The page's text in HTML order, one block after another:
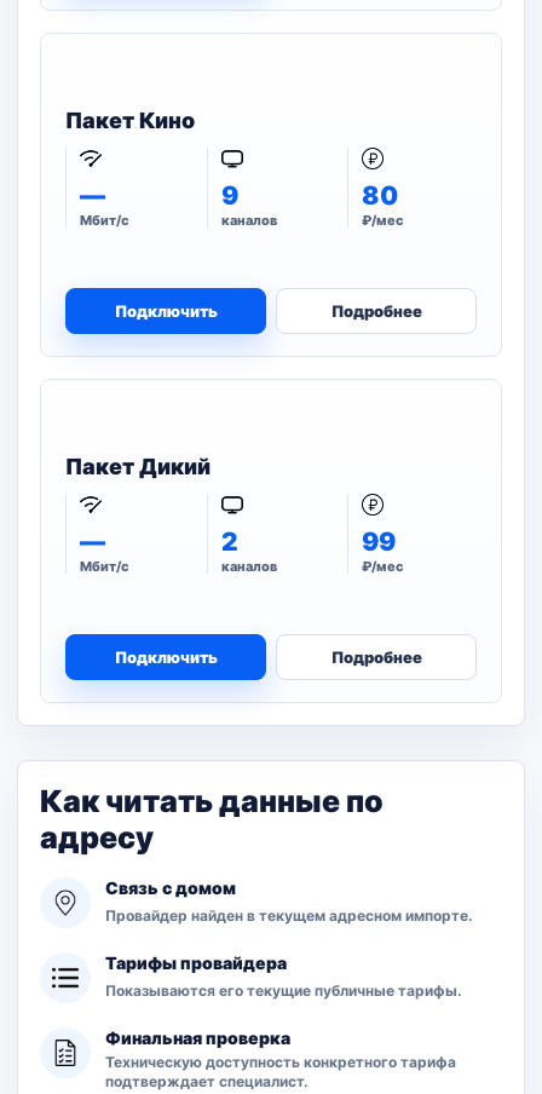
Пакет Кино
—
Мбит/с
9
каналов
80
₽/мес
Подключить Подробнее
Пакет Дикий
—
Мбит/с
2
каналов
99
₽/мес
Подключить Подробнее
Как читать данные по
адресу
Связь с домом
Провайдер найден в текущем адресном импорте.
Тарифы провайдера
Показываются его текущие публичные тарифы.
Финальная проверка
Техническую доступность конкретного тарифа
подтверждает специалист.